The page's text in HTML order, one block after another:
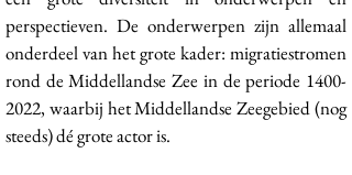
perspectieven. De onderwerpen zijn allemaal
onderdeel van het grote kader: migratiestromen
rond de Middellandse Zee in de periode 1400-
2022, waarbij het Middellandse Zeegebied (nog
steeds) dé grote actor is.